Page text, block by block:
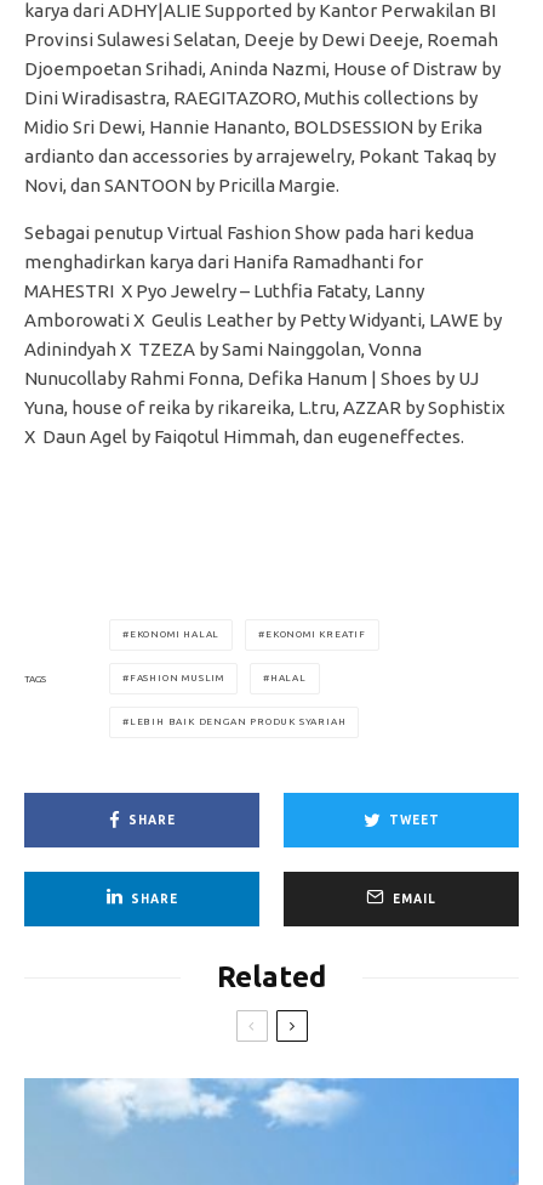
karya dari ADHY|ALIE Supported by Kantor Perwakilan BI
Provinsi Sulawesi Selatan, Deeje by Dewi Deeje, Roemah
Djoempoetan Srihadi, Aninda Nazmi, House of Distraw by
Dini Wiradisastra, RAEGITAZORO, Muthis collections by
Midio Sri Dewi, Hannie Hananto, BOLDSESSION by Erika
ardianto dan accessories by arrajewelry, Pokant Takaq by
Novi, dan SANTOON by Pricilla Margie.
Sebagai penutup Virtual Fashion Show pada hari kedua
menghadirkan karya dari Hanifa Ramadhanti for
MAHESTRI X Pyo Jewelry – Luthfia Fataty, Lanny
Amborowati X Geulis Leather by Petty Widyanti, LAWE by
Adinindyah X TZEZA by Sami Nainggolan, Vonna
Nunucollaby Rahmi Fonna, Defika Hanum | Shoes by UJ
Yuna, house of reika by rikareika, L.tru, AZZAR by Sophistix
X Daun Agel by Faiqotul Himmah, dan eugeneffectes.
TAGS
EKONOMI HALAL EKONOMI KREATIF
FASHION MUSLIM HALAL
LEBIH BAIK DENGAN PRODUK SYARIAH
SHARE TWEET
SHARE EMAIL
Related